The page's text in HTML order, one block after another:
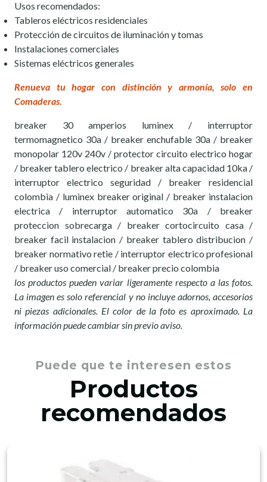
Usos recomendados:
Tableros eléctricos residenciales
Protección de circuitos de iluminación y tomas
Instalaciones comerciales
Sistemas eléctricos generales
Renueva tu hogar con distinción y armonía, solo en
Comaderas.
breaker 30 amperios luminex / interruptor
termomagnetico 30a / breaker enchufable 30a / breaker
monopolar 120v 240v / protector circuito electrico hogar
/ breaker tablero electrico / breaker alta capacidad 10ka /
interruptor electrico seguridad / breaker residencial
colombia / luminex breaker original / breaker instalacion
electrica / interruptor automatico 30a / breaker
proteccion sobrecarga / breaker cortocircuito casa /
breaker facil instalacion / breaker tablero distribucion /
breaker normativo retie / interruptor electrico profesional
/ breaker uso comercial / breaker precio colombia
los productos pueden variar ligeramente respecto a las fotos.
La imagen es solo referencial y no incluye adornos, accesorios
ni piezas adicionales. El color de la foto es aproximado. La
información puede cambiar sin previo aviso.
Puede que te interesen estos
Productos
recomendados